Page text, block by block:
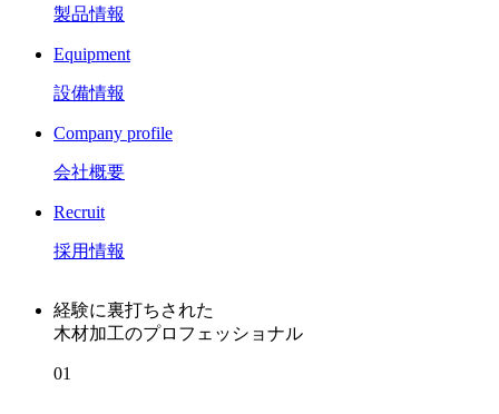
製品情報
Equipment
設備情報
Company profile
会社概要
Recruit
採用情報
経験に裏打ちされた
木材加工のプロフェッショナル
01